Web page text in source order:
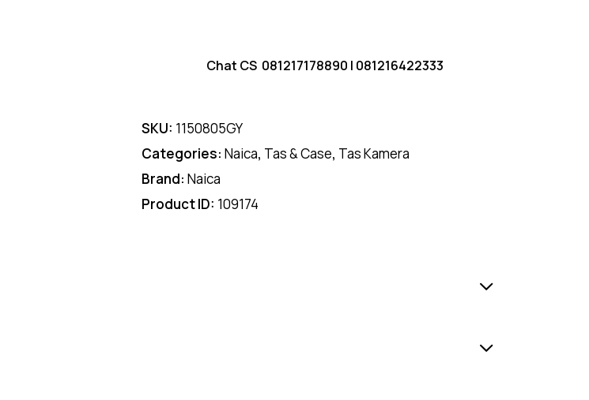
Chat CS 081217178890 | 081216422333
SKU: 1150805GY
Categories: Naica, Tas & Case, Tas Kamera
Brand: Naica
Product ID: 109174